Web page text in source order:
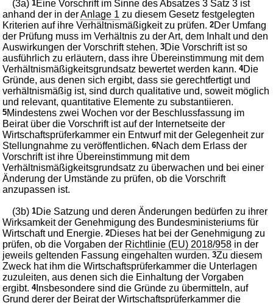
(3a)1Eine Vorschrift im Sinne des Absatzes 3 Satz 3 ist
anhand der in derAnlage 1 zu diesem Gesetz festgelegten
Kriterien auf ihre Verhältnismäßigkeit zu prüfen.2Der Umfang
der Prüfung muss im Verhältnis zu der Art, dem Inhalt und den
Auswirkungen der Vorschrift stehen.3Die Vorschrift ist so
ausführlich zu erläutern, dass ihre Übereinstimmung mit dem
Verhältnismäßigkeitsgrundsatz bewertet werden kann.4Die
Gründe, aus denen sich ergibt, dass sie gerechtfertigt und
verhältnismäßig ist, sind durch qualitative und, soweit möglich
und relevant, quantitative Elemente zu substantiieren.
5Mindestens zwei Wochen vor der Beschlussfassung im
Beirat über die Vorschrift ist auf der Internetseite der
Wirtschaftsprüferkammer ein Entwurf mit der Gelegenheit zur
Stellungnahme zu veröffentlichen.6Nach dem Erlass der
Vorschrift ist ihre Übereinstimmung mit dem
Verhältnismäßigkeitsgrundsatz zu überwachen und bei einer
Änderung der Umstände zu prüfen, ob die Vorschrift
anzupassen ist.
(3b)1Die Satzung und deren Änderungen bedürfen zu ihrer
Wirksamkeit der Genehmigung des Bundesministeriums für
Wirtschaft und Energie.2Dieses hat bei der Genehmigung zu
prüfen, ob die Vorgaben der Richtlinie (EU) 2018/958 in der
jeweils geltenden Fassung eingehalten wurden.3Zu diesem
Zweck hat ihm die Wirtschaftsprüferkammer die Unterlagen
zuzuleiten, aus denen sich die Einhaltung der Vorgaben
ergibt.4Insbesondere sind die Gründe zu übermitteln, auf
Grund derer der Beirat der Wirtschaftsprüferkammer die